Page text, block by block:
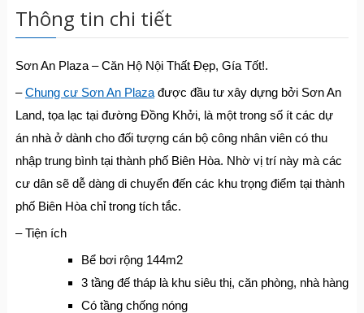
Thông tin chi tiết
Sơn An Plaza – Căn Hộ Nội Thất Đẹp, Gía Tốt!.
–Chung cư Sơn An Plazađược đầu tư xây dựng bởi Sơn An
Land, tọa lạc tại đường Đồng Khởi, là một trong số ít các dự
án nhà ở dành cho đối tượng cán bộ công nhân viên có thu
nhập trung bình tại thành phố Biên Hòa. Nhờ vị trí này mà các
cư dân sẽ dễ dàng di chuyển đến các khu trọng điểm tại thành
phố Biên Hòa chỉ trong tích tắc.
– Tiện ích
Bể bơi rộng 144m2
3 tầng đế tháp là khu siêu thị, căn phòng, nhà hàng
Có tầng chống nóng